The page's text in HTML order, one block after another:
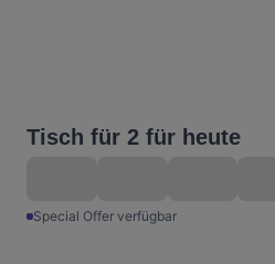
Tisch für 2 für heute
Special Offer verfügbar